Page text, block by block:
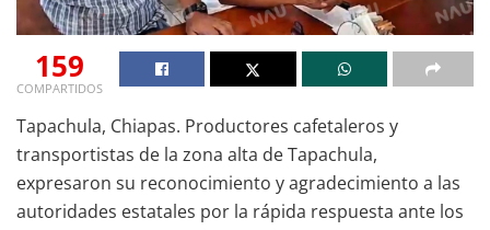
159
COMPARTIDOS
Tapachula, Chiapas. Productores cafetaleros y
transportistas de la zona alta de Tapachula,
expresaron su reconocimiento y agradecimiento a las
autoridades estatales por la rápida respuesta ante los